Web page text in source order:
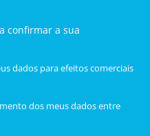
confirmar a sua
dados para efeitos comerciais
dos meus dados entre